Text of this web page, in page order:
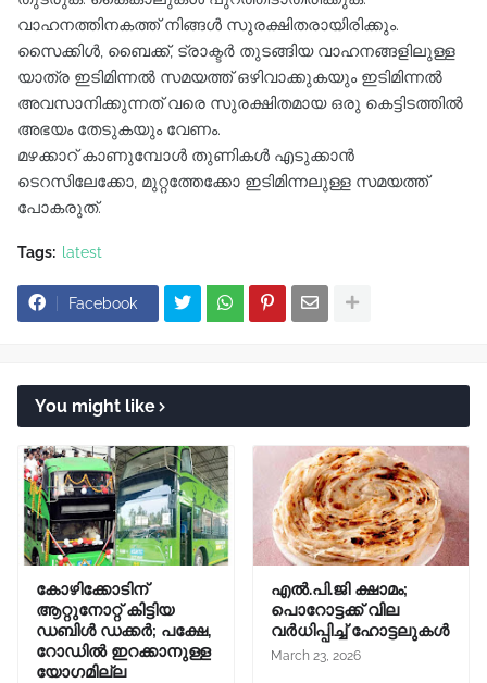
വാഹനത്തിനകത്ത് നിങ്ങൾ സുരക്ഷിതരായിരിക്കും.
സൈക്കിൾ, ബൈക്ക്, ട്രാക്ടർ തുടങ്ങിയ വാഹനങ്ങളിലുള്ള
യാത്ര ഇടിമിന്നൽ സമയത്ത് ഒഴിവാക്കുകയും ഇടിമിന്നൽ
അവസാനിക്കുന്നത് വരെ സുരക്ഷിതമായ ഒരു കെട്ടിടത്തിൽ
അഭയം തേടുകയും വേണം.
മഴക്കാറ് കാണുമ്പോൾ തുണികൾ എടുക്കാൻ
ടെറസിലേക്കോ, മുറ്റത്തേക്കോ ഇടിമിന്നലുള്ള സമയത്ത്
പോകരുത്.
Tags: latest
Facebook
You might like
കോഴിക്കോടിന്
ആറ്റുനോറ്റ് കിട്ടിയ
ഡബിൾ ഡക്കർ; പക്ഷേ,
റോഡിൽ ഇറക്കാനുള്ള
യോഗമില്ല
എൽ.പി.ജി ക്ഷാമം;
പൊറോട്ടക്ക് വില
വർധിപ്പിച്ച് ഹോട്ടലുകൾ
March 23, 2026